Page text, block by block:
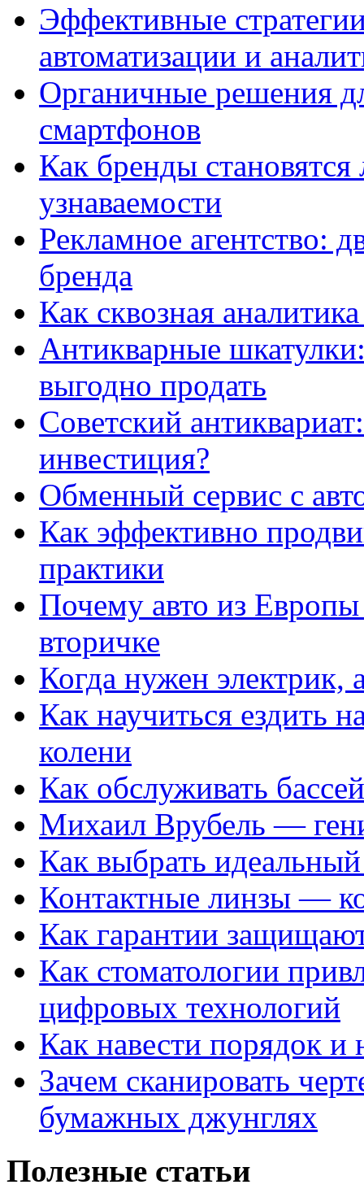
Эффективные
автоматизации и
Органичные решения
смартфонов
Как бренды
узнаваемости
Рекламное агентство:
бренда
Как сквозная
Антикварные
выгодно продать
Советский
инвестиция?
Обменный сервис с
Как эффективно
практики
Почему авто из
вторичке
Когда нужен электрик,
Как научиться ездить
колени
Как обслуживать
Михаил Врубель —
Как выбрать
Контактные линзы —
Как гарантии
Как стоматологии
цифровых технологий
Как навести порядок и
Зачем сканировать
бумажных джунглях
Полезные статьи